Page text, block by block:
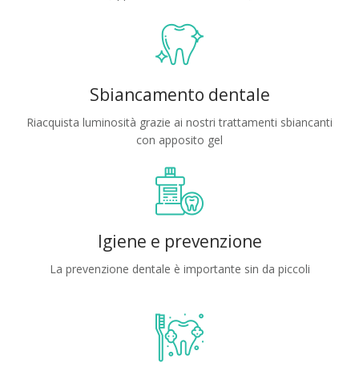
Sbiancamento dentale
Riacquista luminosità grazie ai nostri trattamenti sbiancanti
con apposito gel
Igiene e prevenzione
La prevenzione dentale è importante sin da piccoli